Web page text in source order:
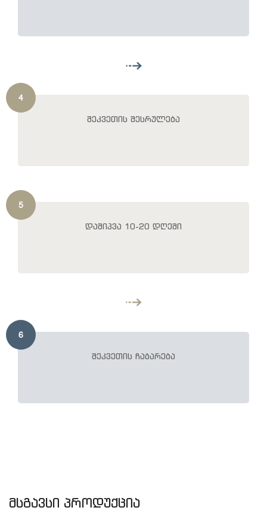
4
შეკვეთის შესრულება
5
დაშიპვა 10-20 დღეში
6
შეკვეთის ჩაბარება
მსგავსი პროდუქცია